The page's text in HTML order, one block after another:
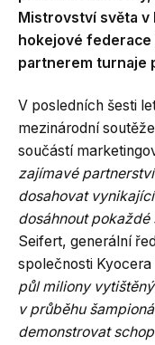
Mistrovství světa v
hokejové federace
partnerem turnaje
V posledních šesti
mezinárodní
součástí
zajímavé
dosahovat
dosáhnout
Seifert, generální
společnosti Kyocera
půl miliony
v průběhu
demonstrovat